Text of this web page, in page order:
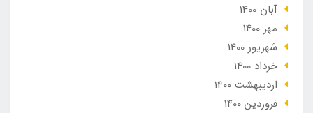
آبان 1400
مهر 1400
شهریور 1400
خرداد 1400
ارديبهشت 1400
فروردین 1400